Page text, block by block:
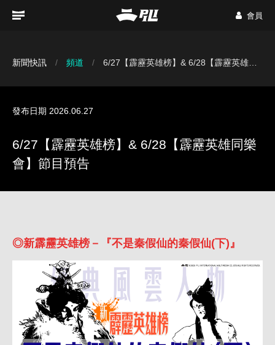
會員
新聞快訊 頻道 6/27【霹靂英雄榜】& 6/28【霹靂英雄同樂會】節目預告
發布日期 2026.06.27
6/27【霹靂英雄榜】& 6/28【霹靂英雄同樂
會】節目預告
◎新霹靂英雄榜－『不是秦假仙的秦假仙(下)』